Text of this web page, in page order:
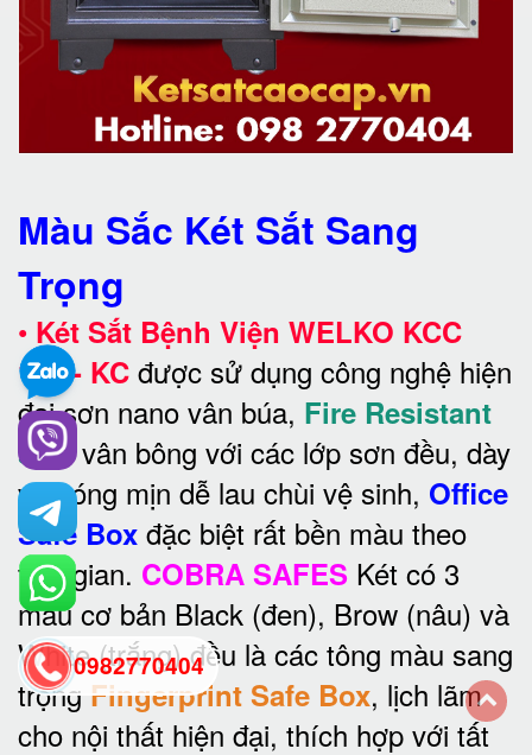
Màu Sắc Két Sắt Sang
Trọng
• Két Sắt Bệnh Viện WELKO KCC
150 - KC được sử dụng công nghệ hiện
đại sơn nano vân búa, Fire Resistant
safevân bông với các lớp sơn đều, dày
và bóng mịn dễ lau chùi vệ sinh, Office
Safe Box đặc biệt rất bền màu theo
thời gian. COBRA SAFES Két có 3
màu cơ bản Black (đen), Brow (nâu) và
White (trắng) đều là các tông màu sang
trọng Fingerprint Safe Box, lịch lãm
cho nội thất hiện đại, thích hợp với tất
0982770404
back